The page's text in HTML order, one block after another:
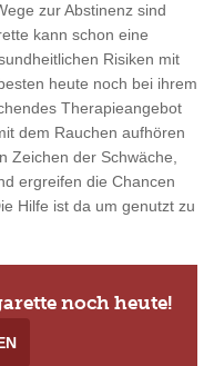
zur Abstinenz sind
kann schon eine
Risiken mit
heute noch bei ihrem
Therapieangebot
dem Rauchen aufhören
Zeichen der Schwäche,
ergreifen die Chancen
Hilfe ist da um genutzt zu
noch heute!